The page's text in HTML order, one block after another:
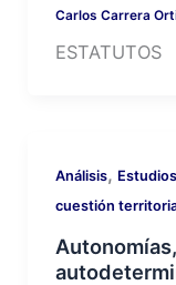
Carlos Carrera
ESTATUTOS
Análisis,
cuestión